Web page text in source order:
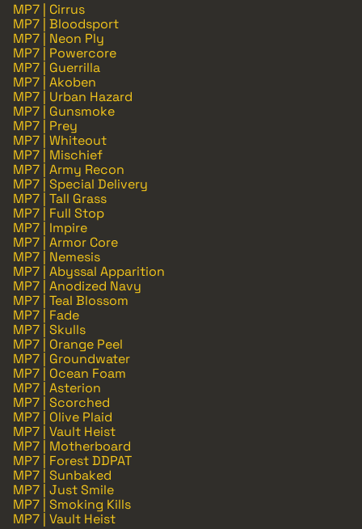
MP7 | Cirrus
MP7 | Bloodsport
MP7 | Neon Ply
MP7 | Powercore
MP7 | Guerrilla
MP7 | Akoben
MP7 | Urban Hazard
MP7 | Gunsmoke
MP7 | Prey
MP7 | Whiteout
MP7 | Mischief
MP7 | Army Recon
MP7 | Special Delivery
MP7 | Tall Grass
MP7 | Full Stop
MP7 | Impire
MP7 | Armor Core
MP7 | Nemesis
MP7 | Abyssal Apparition
MP7 | Anodized Navy
MP7 | Teal Blossom
MP7 | Fade
MP7 | Skulls
MP7 | Orange Peel
MP7 | Groundwater
MP7 | Ocean Foam
MP7 | Asterion
MP7 | Scorched
MP7 | Olive Plaid
MP7 | Vault Heist
MP7 | Motherboard
MP7 | Forest DDPAT
MP7 | Sunbaked
MP7 | Just Smile
MP7 | Smoking Kills
MP7 | Vault Heist